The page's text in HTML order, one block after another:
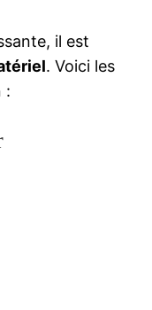
il est
. Voici les
: